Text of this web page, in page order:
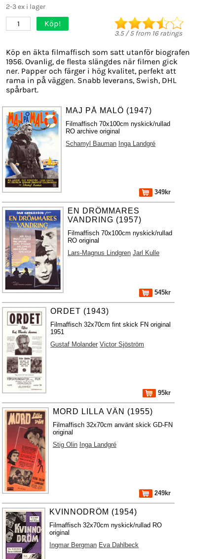
2-3 ex i lager
1 Köp!
3.5/5from 16ratings
Köp en äkta filmaffisch som satt utanför biografen
1956. Ovanlig, de flesta slängdes när filmen gick
ner. Papper och färger i hög kvalitet, perfekt att
rama in på väggen. Snabb leverans, Swish, DHL
spårbart.
MAJ PÅ MALÖ (1947)
Filmaffisch 70x100cm nyskick/rullad
RO archive original
Schamyl Bauman Inga Landgré
349kr
EN DRÖMMARES
VANDRING (1957)
Filmaffisch 70x100cm nyskick/rullad
RO original
Lars-Magnus Lindgren Jarl Kulle
545kr
ORDET (1943)
Filmaffisch 32x70cm fint skick FN original
1951
Gustaf Molander Victor Sjöström
95kr
MORD LILLA VÄN (1955)
Filmaffisch 32x70cm använt skick GD-FN
original
Stig Olin Inga Landgré
249kr
KVINNODRÖM (1954)
Filmaffisch 32x70cm nyskick/rullad RO
original
Ingmar Bergman Eva Dahlbeck